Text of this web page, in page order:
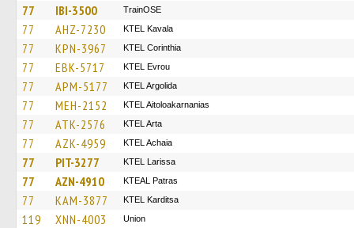
77 IBI-3500 TrainΟSE
77 AHZ-7230 KTEL Kavala
77 KPN-3967 KTEL Corinthia
77 EBK-5717 KTEL Evrou
77 APM-5177 KTEL Argolida
77 MEH-2152 KTEL Aitoloakarnanias
77 ATK-2576 KTEL Arta
77 AZK-4959 KTEL Achaia
77 PIT-3277 KTEL Larissa
77 AZN-4910 KTEAL Patras
77 KAM-3877 ΚΤΕL Karditsa
119 XNN-4003 Union